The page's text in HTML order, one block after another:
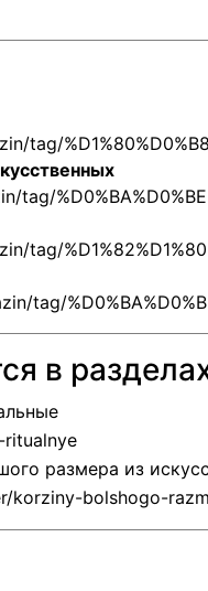
tag/
tag/
tag/
tag/
в
размера из